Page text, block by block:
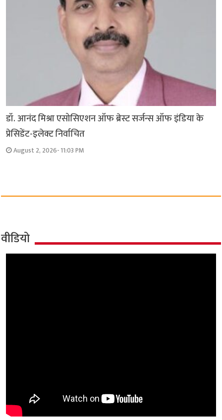
डॉ. आनंद मिश्रा एसोसिएशन ऑफ ब्रेस्ट सर्जन्स ऑफ इंडिया के
प्रेसिडेंट-इलेक्ट निर्वाचित
August 2, 2026- 11:03 PM
वीडियो